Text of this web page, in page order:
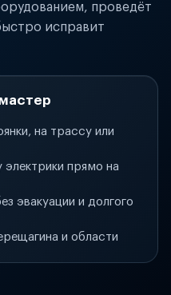
проведёт
исправит
на трассу или
электрики прямо на
эвакуации и долгого
и области